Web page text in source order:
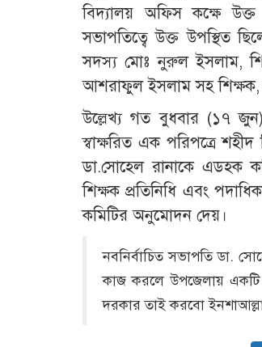
বিদ্যালয় অফিস কক্ষে উক্ত
সভাপতিত্বে উক্ত উপস্থিত
সদস্য মোঃ নুরুল ইসলাম,
আশরাফুল ইসলাম সহ শিক্ষক,
উল্লেখ্য গত বুধবার (১৭ জুন)
স্বাক্ষরিত এক পরিপত্রে
ডা.সোহেল রানাকে এডহক
শিক্ষক প্রতিনিধি এবং
কমিটির অনুমোদন দেয়।
নবনির্বাচিত সভাপতি ডা.
কাজ করলে উপজেলায় একটি
দরকার তাই করবো